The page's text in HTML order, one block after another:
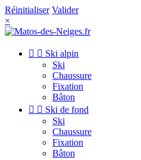
Réinitialiser Valider
×
  Ski alpin
Ski
Chaussure
Fixation
Bâton
  Ski de fond
Ski
Chaussure
Fixation
Bâton